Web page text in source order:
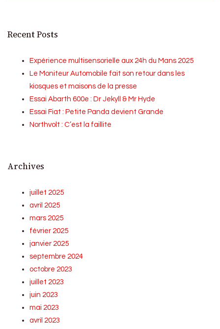
Recent Posts
Expérience multisensorielle aux 24h du Mans 2025
Le Moniteur Automobile fait son retour dans les
kiosques et maisons de la presse
Essai Abarth 600e : Dr Jekyll & Mr Hyde
Essai Fiat : Petite Panda devient Grande
Northvolt : C’est la faillite
Archives
juillet 2025
avril 2025
mars 2025
février 2025
janvier 2025
septembre 2024
octobre 2023
juillet 2023
juin 2023
mai 2023
avril 2023